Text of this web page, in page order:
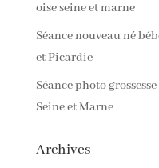
oise seine et marne
Séance nouveau né
et Picardie
Séance photo
Seine et Marne
Archives